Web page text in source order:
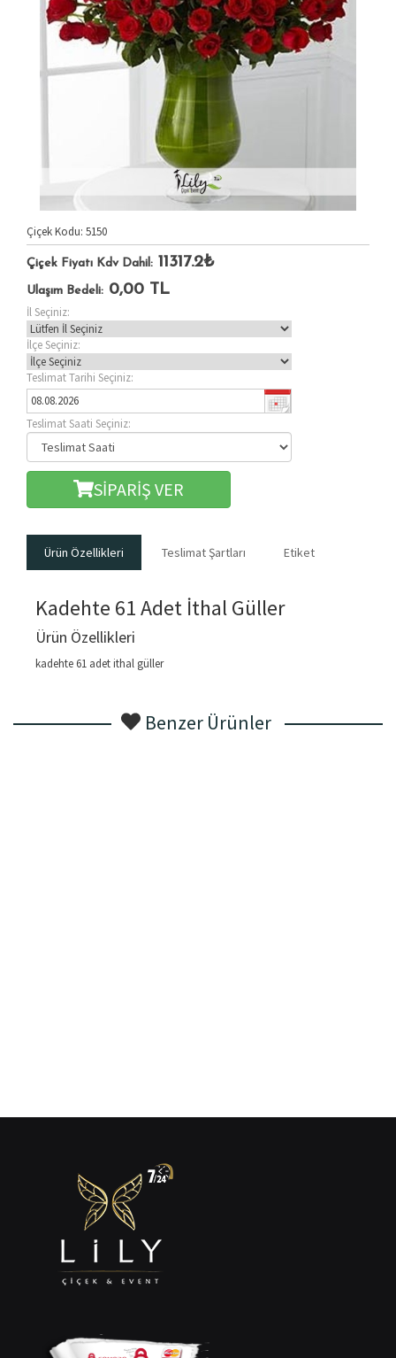
Çiçek Kodu: 5150
Çiçek Fiyatı Kdv Dahil: 11317.2₺
Ulaşım Bedeli: 0,00 TL
İl Seçiniz:
İlçe Seçiniz:
Teslimat Tarihi Seçiniz:
Teslimat Saati Seçiniz:
SİPARİŞ VER
Ürün Özellikleri Teslimat Şartları Etiket
Kadehte 61 Adet İthal Güller
Ürün Özellikleri
kadehte 61 adet ithal güller
Benzer Ürünler